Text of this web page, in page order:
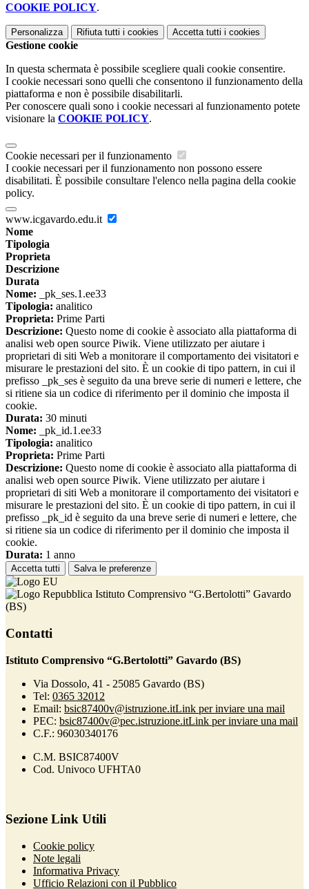
COOKIE POLICY.
Personalizza Rifiuta tutti i cookies Accetta tutti i cookies
Gestione cookie
In questa schermata è possibile scegliere quali cookie consentire.
I cookie necessari sono quelli che consentono il funzionamento della
piattaforma e non è possibile disabilitarli.
Per conoscere quali sono i cookie necessari al funzionamento potete
visionare la COOKIE POLICY.
Cookie necessari per il funzionamento
I cookie necessari per il funzionamento non possono essere
disabilitati. È possibile consultare l'elenco nella pagina della cookie
policy.
www.icgavardo.edu.it
Nome
Tipologia
Proprieta
Descrizione
Durata
Nome: _pk_ses.1.ee33
Tipologia: analitico
Proprieta: Prime Parti
Descrizione: Questo nome di cookie è associato alla piattaforma di
analisi web open source Piwik. Viene utilizzato per aiutare i
proprietari di siti Web a monitorare il comportamento dei visitatori e
misurare le prestazioni del sito. È un cookie di tipo pattern, in cui il
prefisso _pk_ses è seguito da una breve serie di numeri e lettere, che
si ritiene sia un codice di riferimento per il dominio che imposta il
cookie.
Durata: 30 minuti
Nome: _pk_id.1.ee33
Tipologia: analitico
Proprieta: Prime Parti
Descrizione: Questo nome di cookie è associato alla piattaforma di
analisi web open source Piwik. Viene utilizzato per aiutare i
proprietari di siti Web a monitorare il comportamento dei visitatori e
misurare le prestazioni del sito. È un cookie di tipo pattern, in cui il
prefisso _pk_id è seguito da una breve serie di numeri e lettere, che
si ritiene sia un codice di riferimento per il dominio che imposta il
cookie.
Durata: 1 anno
Accetta tutti Salva le preferenze
Istituto Comprensivo “G.Bertolotti” Gavardo
(BS)
Contatti
Istituto Comprensivo “G.Bertolotti” Gavardo (BS)
Via Dossolo, 41 - 25085 Gavardo (BS)
Tel: 0365 32012
Email: bsic87400v@istruzione.itLink per inviare una mail
PEC: bsic87400v@pec.istruzione.itLink per inviare una mail
C.F.: 96030340176
C.M. BSIC87400V
Cod. Univoco UFHTA0
Sezione Link Utili
Cookie policy
Note legali
Informativa Privacy
Ufficio Relazioni con il Pubblico